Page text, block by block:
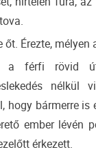
Érezte, mélyen
a férfi rövid
nélkül
hogy bármerre
ember lévén
érkezett.